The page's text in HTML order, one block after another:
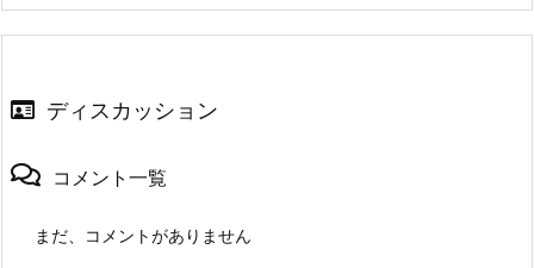
ディスカッション
コメント一覧
まだ、コメントがありません